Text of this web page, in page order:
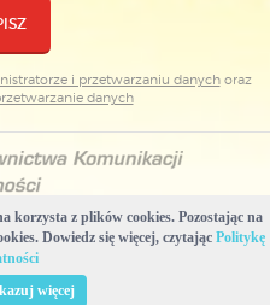
i przetwarzaniu danychoraz
danych
Komunikacji i Łączności
& Plovedesign
przez tę witrynę
korzysta z plików cookies. Pozostając na
Dowiedz się więcej, czytając Politykę
więcej